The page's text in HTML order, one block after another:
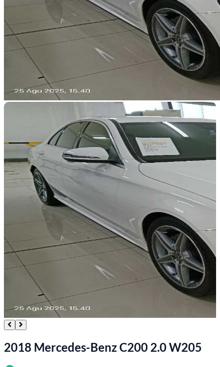
2018 Mercedes-Benz C200 2.0 W205